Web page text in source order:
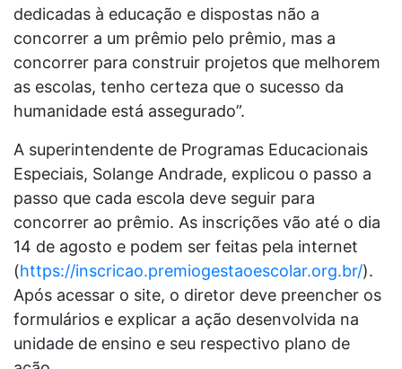
dedicadas à educação e dispostas não a
concorrer a um prêmio pelo prêmio, mas a
concorrer para construir projetos que melhorem
as escolas, tenho certeza que o sucesso da
humanidade está assegurado”.
A superintendente de Programas Educacionais
Especiais, Solange Andrade, explicou o passo a
passo que cada escola deve seguir para
concorrer ao prêmio. As inscrições vão até o dia
14 de agosto e podem ser feitas pela internet
(https://inscricao.premiogestaoescolar.org.br/).
Após acessar o site, o diretor deve preencher os
formulários e explicar a ação desenvolvida na
unidade de ensino e seu respectivo plano de